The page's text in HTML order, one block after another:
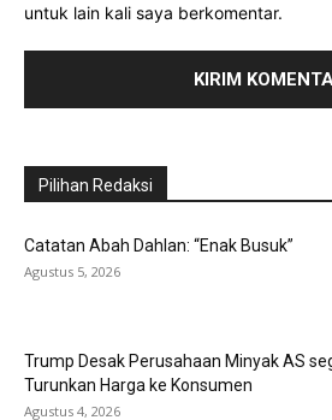
untuk lain kali saya berkomentar.
Pilihan Redaksi
Catatan Abah Dahlan: “Enak Busuk”
Agustus 5, 2026
Trump Desak Perusahaan Minyak AS
Turunkan Harga ke Konsumen
Agustus 4, 2026